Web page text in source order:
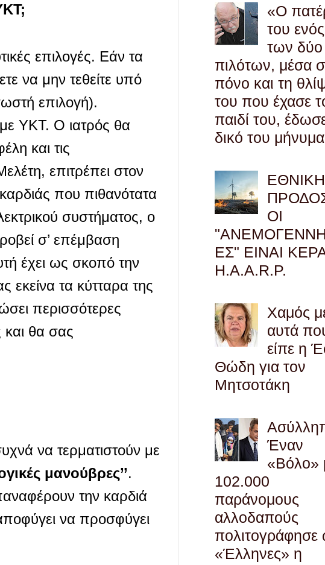
επιλογές. Εάν τα
να μην τεθείτε υπό
επιλογή).
ΥΚΤ. Ο ιατρός θα
και τις
επιτρέπει στον
που πιθανότατα
συστήματος, ο
σ’ επέμβαση
έχει ως σκοπό την
εκείνα τα κύτταρα της
περισσότερες
και θα σας
να τερματιστούν με
μανούβρες’’.
την καρδιά
να προσφύγει
«Ο
του
των δύο
πιλότων, μέσα
πόνο και τη
του που έχασε
παιδί του,
δικό του μήνυμα
ΕΘΝΙΚΗ
ΟΙ
ΕΣ" ΕΙΝΑΙ
H.A.A.R.P.
Χαμός
αυτά
είπε η
Θώδη για τον
Μητσοτάκη
Έναν
«Βόλο»
102.000
παράνομους
αλλοδαπούς
πολιτογράφησε
«Έλληνες» η